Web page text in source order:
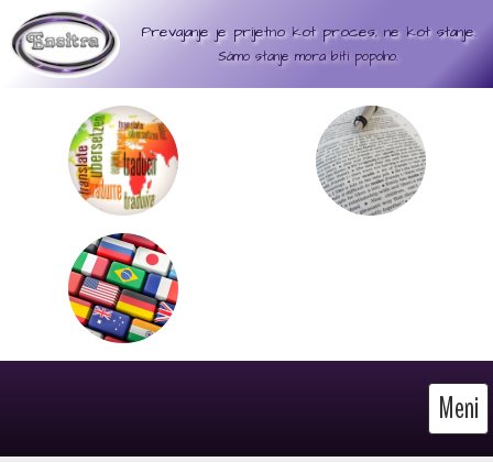
Prevajanje je prijetno kot proces, ne kot stanje.
Sámo stanje mora biti popolno.
Meni